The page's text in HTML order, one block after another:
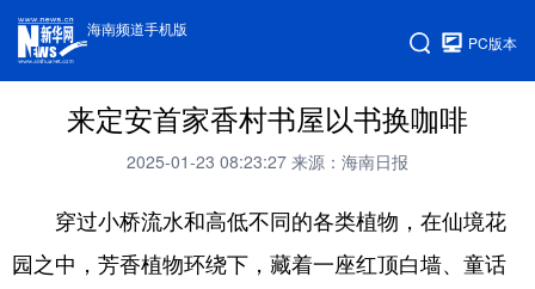
海南频道手机版
PC版本
来定安首家香村书屋以书换咖啡
2025-01-23 08:23:27 来源：海南日报
穿过小桥流水和高低不同的各类植物，在仙境花
园之中，芳香植物环绕下，藏着一座红顶白墙、童话